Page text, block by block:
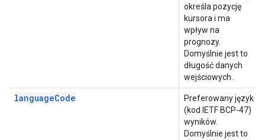
określa pozycję
kursora i ma
wpływ na
prognozy.
Domyślnie jest to
długość danych
wejściowych.
languageCode
Preferowany język
(kod IETF BCP-47)
wyników.
Domyślnie jest to